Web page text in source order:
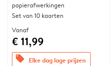
papierafwerkingen
Set van 10 kaarten
Vanaf
€ 11,99
offers Elke dag lage prijzen